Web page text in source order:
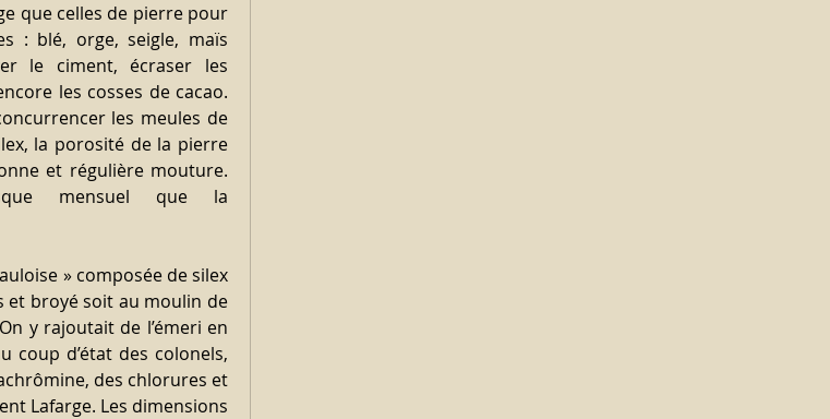
que celles de pierre pour
: blé, orge, seigle, maïs
le ciment, écraser les
les cosses de cacao.
les meules de
la porosité de la pierre
et régulière mouture.
mensuel que la
» composée de silex
et broyé soit au moulin de
y rajoutait de l’émeri en
coup d’état des colonels,
des chlorures et
Lafarge. Les dimensions